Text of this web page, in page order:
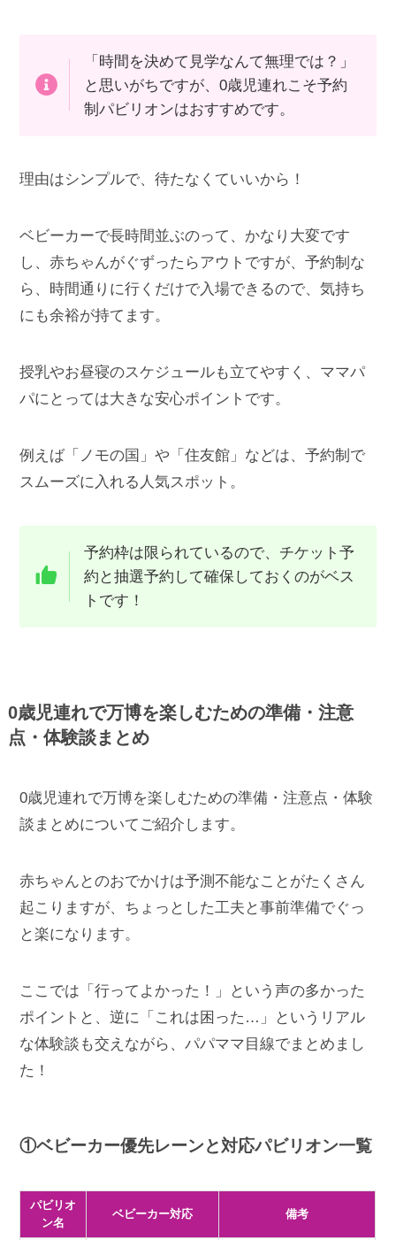
「時間を決めて見学なんて無理では？」
と思いがちですが、0歳児連れこそ予約
制パビリオンはおすすめです。
理由はシンプルで、待たなくていいから！
ベビーカーで長時間並ぶのって、かなり大変です
し、赤ちゃんがぐずったらアウトですが、予約制な
ら、時間通りに行くだけで入場できるので、気持ち
にも余裕が持てます。
授乳やお昼寝のスケジュールも立てやすく、ママパ
パにとっては大きな安心ポイントです。
例えば「ノモの国」や「住友館」などは、予約制で
スムーズに入れる人気スポット。
予約枠は限られているので、チケット予
約と抽選予約して確保しておくのがベス
トです！
0歳児連れで万博を楽しむための準備・注意
点・体験談まとめ
0歳児連れで万博を楽しむための準備・注意点・体験
談まとめについてご紹介します。
赤ちゃんとのおでかけは予測不能なことがたくさん
起こりますが、ちょっとした工夫と事前準備でぐっ
と楽になります。
ここでは「行ってよかった！」という声の多かった
ポイントと、逆に「これは困った…」というリアル
な体験談も交えながら、パパママ目線でまとめまし
た！
①ベビーカー優先レーンと対応パビリオン一覧
パビリオ
ン名
ベビーカー対応 備考